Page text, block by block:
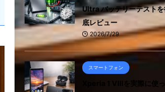
Ultra バッテリーテスト
底レビュー
2026/7/29
スマートフォン
Xperia 1 VIIIを実際に使